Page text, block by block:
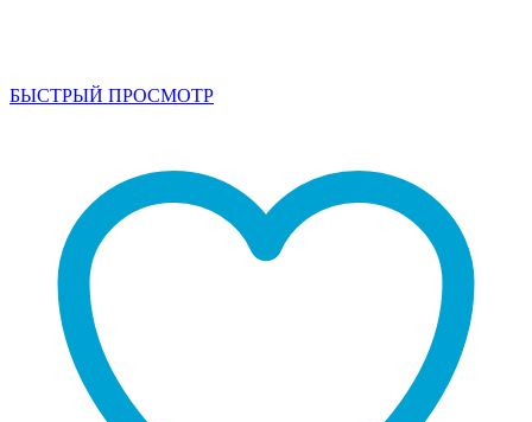
БЫСТРЫЙ ПРОСМОТР